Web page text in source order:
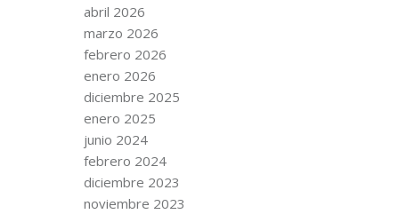
abril 2026
marzo 2026
febrero 2026
enero 2026
diciembre 2025
enero 2025
junio 2024
febrero 2024
diciembre 2023
noviembre 2023